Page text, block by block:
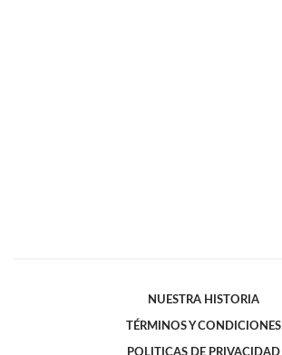
NUESTRA HISTORIA
TÉRMINOS Y CONDICIONES
POLITICAS DE PRIVACIDAD